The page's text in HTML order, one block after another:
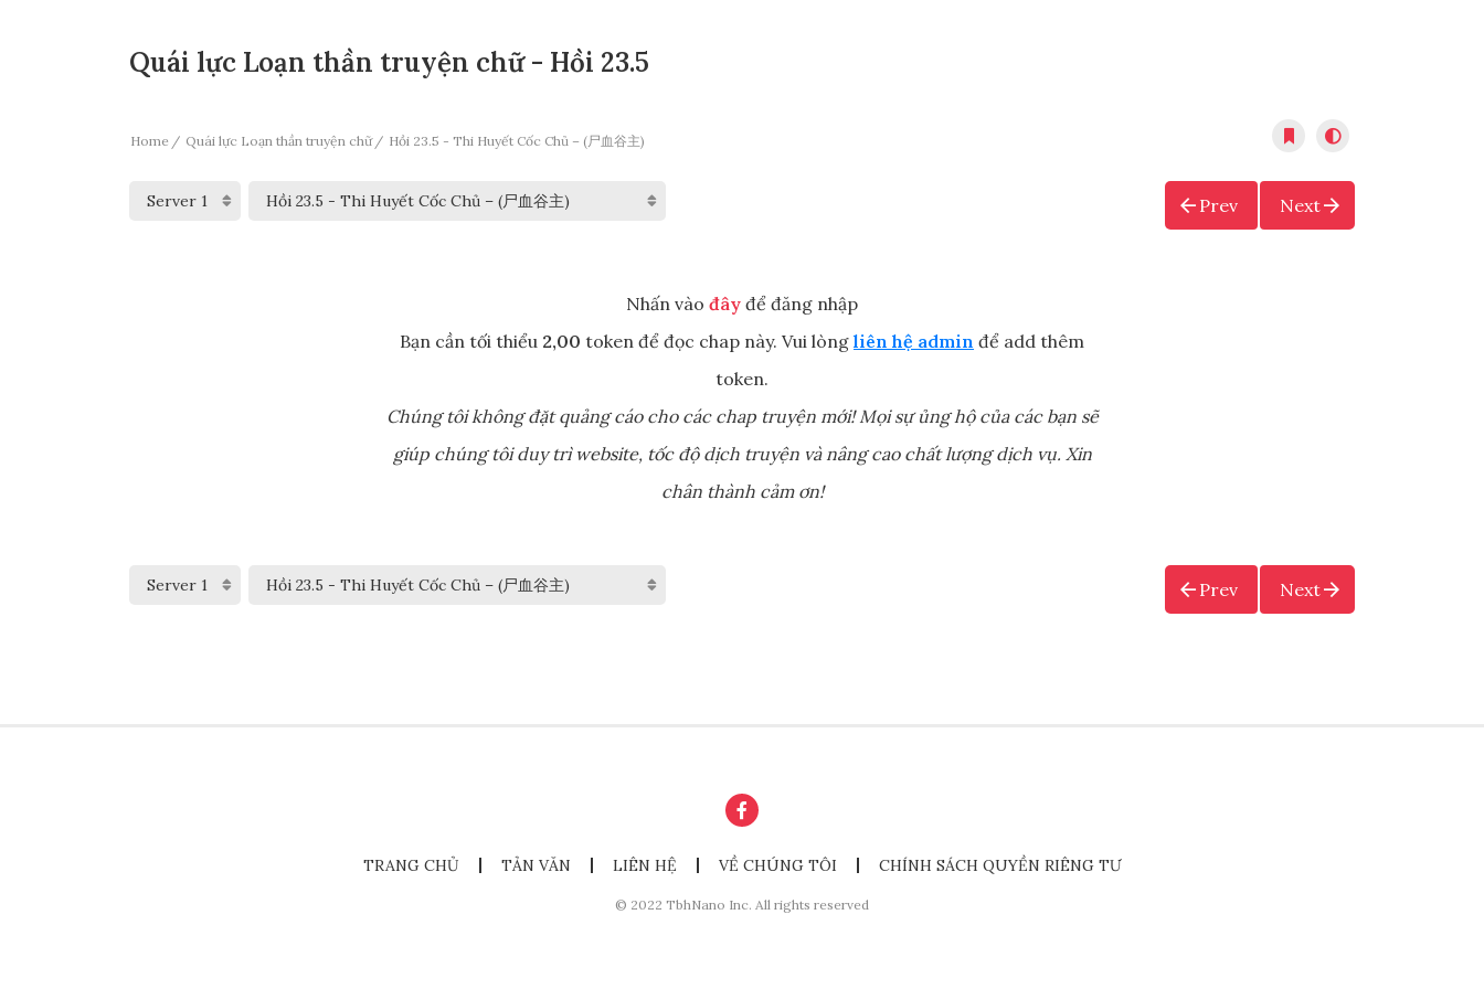
Quái lực Loạn thần truyện chữ - Hồi 23.5
Home Quái lực Loạn thần truyện chữ Hồi 23.5 - Thi Huyết Cốc Chủ – (尸血谷主)
Prev Next
Nhấn vào đây để đăng nhập
Bạn cần tối thiểu 2,00 token để đọc chap này. Vui lòng liên hệ admin để add thêm
token.
Chúng tôi không đặt quảng cáo cho các chap truyện mới! Mọi sự ủng hộ của các bạn sẽ
giúp chúng tôi duy trì website, tốc độ dịch truyện và nâng cao chất lượng dịch vụ. Xin
chân thành cảm ơn!
Prev Next
TRANG CHỦ TẢN VĂN LIÊN HỆ VỀ CHÚNG TÔI CHÍNH SÁCH QUYỀN RIÊNG TƯ
© 2022 TbhNano Inc. All rights reserved